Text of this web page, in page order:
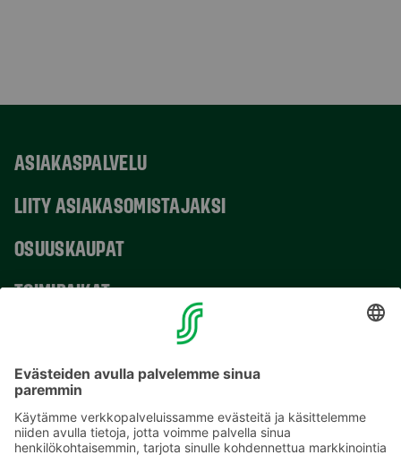
ASIAKASPALVELU
LIITY ASIAKASOMISTAJAKSI
OSUUSKAUPAT
TOIMIPAIKAT